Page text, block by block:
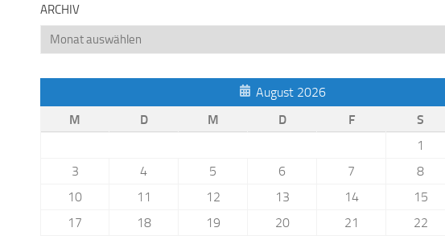
ARCHIV
Archiv
August 2026
M
D M D F S
1
3
4 5 6 7 8
10
11 12 13 14 15
17
18 19 20 21 22